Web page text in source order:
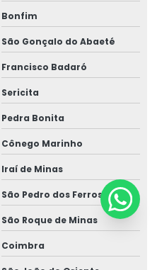
Bonfim
São Gonçalo do Abaeté
Francisco Badaró
Sericita
Pedra Bonita
Cônego Marinho
Iraí de Minas
São Pedro dos Ferros
São Roque de Minas
Coimbra